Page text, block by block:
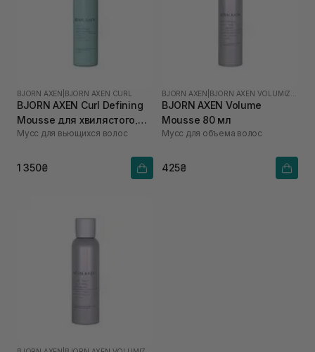
BJORN AXEN BJORN AXEN CURL
BJORN AXEN Curl Defining
Mousse для хвилястого,
кучерявого та дуже
мл
Мусс для вьющихся волос
1 350₴
BJORN AXEN
BJORN AXEN Volume
Mousse 80 мл
Мусс для объема волос
425₴